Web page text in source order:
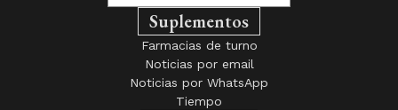
Suplementos
Farmacias de turno
Noticias por email
Noticias por WhatsApp
Tiempo